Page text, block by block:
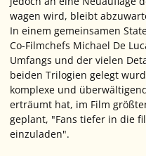
wagen wird, bleibt
In einem gemeinsamen
Co-Filmchefs Michael De
Umfangs und der vielen
beiden Trilogien gelegt
komplexe und
erträumt hat, im Film
geplant, "Fans tiefer in die
einzuladen".